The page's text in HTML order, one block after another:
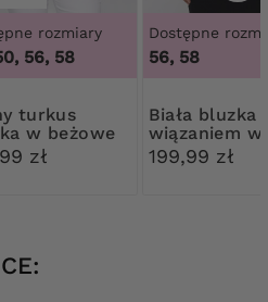
rozmiary
56, 58
w beżowe
zł
Dostępne
56, 58
Biała bluzka z
wiązaniem w
czarny
wzór
199,99 zł